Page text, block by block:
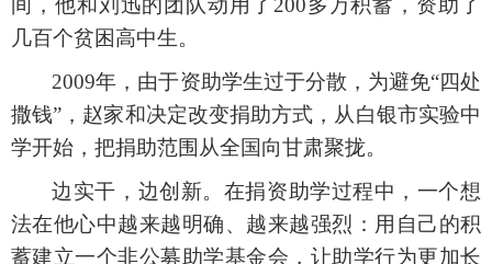
间，他和刘迅的团队动用了200多万积蓄，资助了
几百个贫困高中生。
2009年，由于资助学生过于分散，为避免“四处
撒钱”，赵家和决定改变捐助方式，从白银市实验中
学开始，把捐助范围从全国向甘肃聚拢。
边实干，边创新。在捐资助学过程中，一个想
法在他心中越来越明确、越来越强烈：用自己的积
蓄建立一个非公募助学基金会，让助学行为更加长